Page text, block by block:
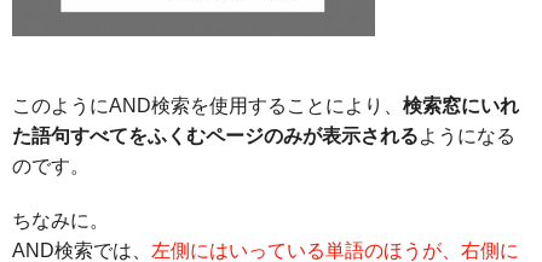
このようにAND検索を使用することにより、 検索窓にいれ
た語句すべてをふくむページのみが表示されるようになる
のです。
ちなみに。
AND検索では、 左側にはいっている単語のほうが、右側に